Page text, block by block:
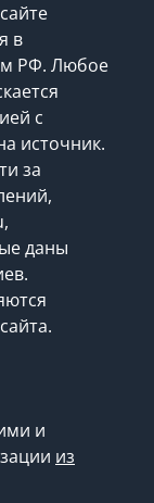
в
РФ. Любое
с
источник.
за
даны
и
из